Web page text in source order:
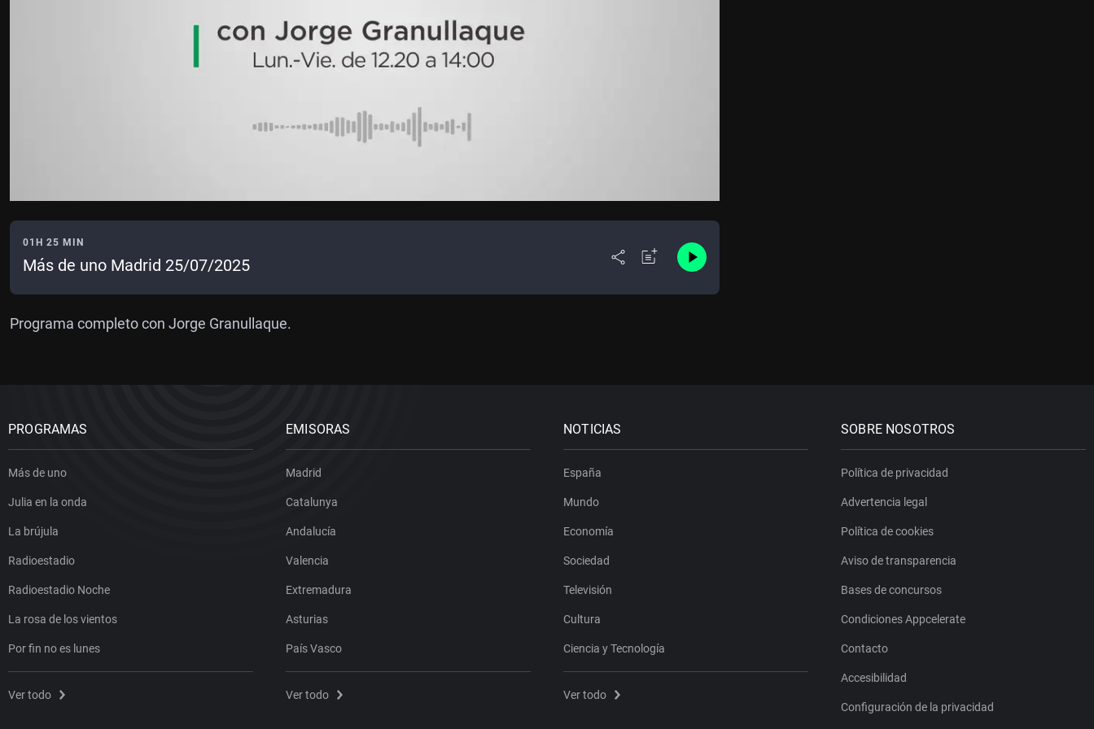
01H 25 MIN
Más de uno Madrid 25/07/2025
Programa completo con Jorge Granullaque.
PROGRAMAS
Más de uno
Julia en la onda
La brújula
Radioestadio
Radioestadio Noche
La rosa de los vientos
Por fin no es lunes
Ver todo
EMISORAS
Madrid
Catalunya
Andalucía
Valencia
Extremadura
Asturias
País Vasco
Ver todo
NOTICIAS
España
Mundo
Economía
Sociedad
Televisión
Cultura
Ciencia y Tecnología
Ver todo
SOBRE NOSOTROS
Política de privacidad
Advertencia legal
Política de cookies
Aviso de transparencia
Bases de concursos
Condiciones Appcelerate
Contacto
Accesibilidad
Configuración de la privacidad